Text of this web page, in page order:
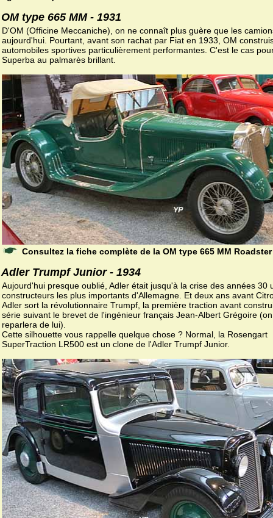
OM type 665 MM - 1931
D'OM (Officine Meccaniche), on ne connaît plus guère que les
aujourd'hui. Pourtant, avant son rachat par Fiat en 1933, OM
automobiles sportives particulièrement performantes. C'est le cas
Superba au palmarès brillant.
Consultez la fiche complète de la OM type 665 MM Roadster
Adler Trumpf Junior - 1934
Aujourd'hui presque oublié, Adler était jusqu'à la crise des années 30
constructeurs les plus importants d'Allemagne. Et deux ans avant
Adler sort la révolutionnaire Trumpf, la première traction avant
série suivant le brevet de l'ingénieur français Jean-Albert Grégoire (on
reparlera de lui).
Cette silhouette vous rappelle quelque chose ? Normal, la Rosengart
SuperTraction LR500 est un clone de l'Adler Trumpf Junior.